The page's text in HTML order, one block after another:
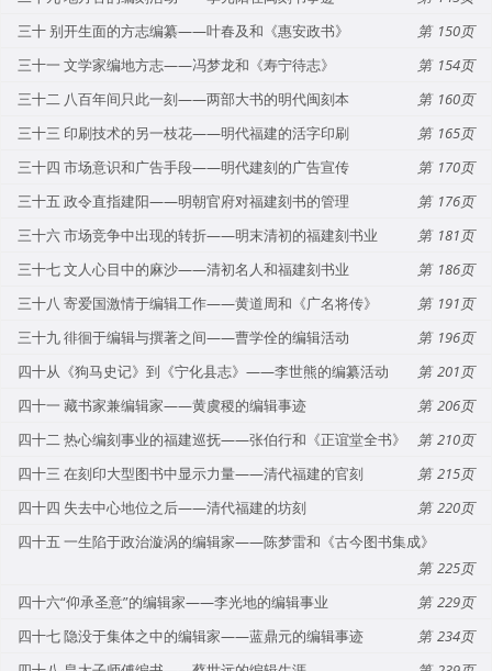
三十 别开生面的方志编纂——叶春及和《惠安政书》
150
三十一 文学家编地方志——冯梦龙和《寿宁待志》
154
三十二 八百年间只此一刻——两部大书的明代闽刻本
160
三十三 印刷技术的另一枝花——明代福建的活字印刷
165
三十四 市场意识和广告手段——明代建刻的广告宣传
170
三十五 政令直指建阳——明朝官府对福建刻书的管理
176
三十六 市场竞争中出现的转折——明末清初的福建刻书业
181
三十七 文人心目中的麻沙——清初名人和福建刻书业
186
三十八 寄爱国激情于编辑工作——黄道周和《广名将传》
191
三十九 徘徊于编辑与撰著之间——曹学佺的编辑活动
196
四十从《狗马史记》到《宁化县志》——李世熊的编纂活动
201
四十一 藏书家兼编辑家——黄虞稷的编辑事迹
206
四十二 热心编刻事业的福建巡抚——张伯行和《正谊堂全书》
210
四十三 在刻印大型图书中显示力量——清代福建的官刻
215
四十四 失去中心地位之后——清代福建的坊刻
220
四十五 一生陷于政治漩涡的编辑家——陈梦雷和《古今图书集成》
225
四十六“仰承圣意”的编辑家——李光地的编辑事业
229
四十七 隐没于集体之中的编辑家——蓝鼎元的编辑事迹
234